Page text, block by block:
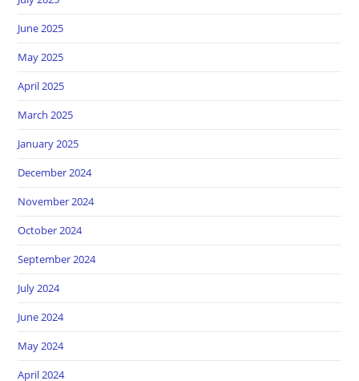
June 2025
May 2025
April 2025
March 2025
January 2025
December 2024
November 2024
October 2024
September 2024
July 2024
June 2024
May 2024
April 2024